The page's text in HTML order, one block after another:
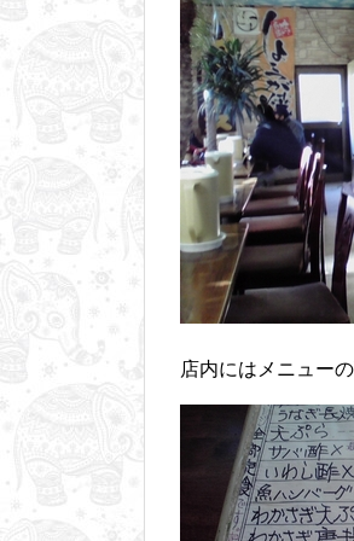
店内にはメニュー